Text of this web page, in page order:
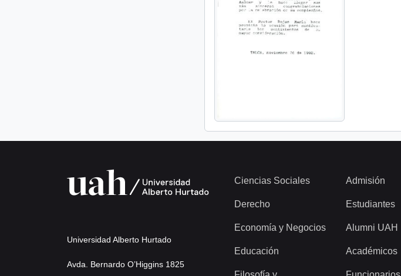
Universidad Alberto Hurtado
Avda. Bernardo O’Higgins 1825
Ciencias Sociales
Derecho
Economía y Negocios
Educación
Admisión
Estudiantes
Alumni UAH
Académicos